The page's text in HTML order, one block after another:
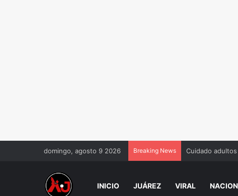
domingo, agosto 9 2026 Breaking News Hallan sin vida
INICIO JUÁREZ VIRAL